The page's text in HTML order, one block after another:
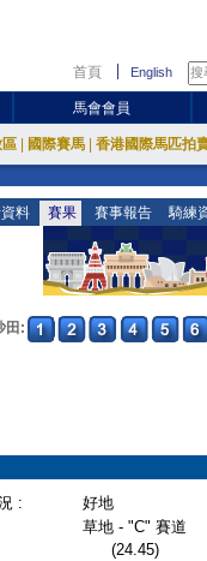
首頁 English
馬會會員
國際賽馬 香港國際馬匹拍
料 賽果 賽事報告 騎練
田:
:
好地
草地 - "C" 賽道
(24.45)